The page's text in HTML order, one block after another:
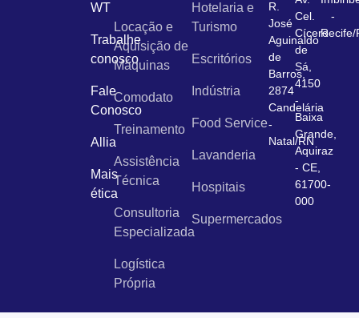
WT
Trabalhe
conosco
Fale
Conosco
Allia
Mais
ética
Locação e
Aquisição de
Máquinas
Comodato
Treinamento
Assistência
Técnica
Consultoria
Especializada
Logística
Própria
Hotelaria e
Turismo
Escritórios
Indústria
Food Service
Lavanderia
Hospitais
Supermercados
R.
José
Aguinaldo
de
Barros,
2874
Candelária
-
Natal/RN
Cel.
Cícero
de
Sá,
4150
-
Baixa
Grande,
Aquiraz
- CE,
61700-
000
-
Recife/